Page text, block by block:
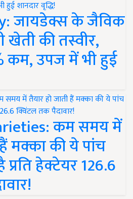
जायडेक्स के जैविक
खेती की तस्वीर,
कम, उपज में भी हुई
कम समय में
मक्का की ये पांच
हेक्टेयर 126.6